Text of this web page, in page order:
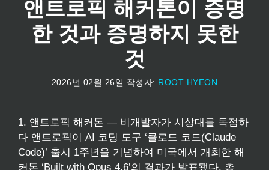
앤트로픽 해커톤이 증명
한 것과 증명하지 못한
것
2026년 02월 26일 작성자: ROOT HYEON
1. 앤트로픽 해커톤 — 비개발자가 시상대를 독점하
다 앤트로픽이 AI 코딩 도구 ‘클로드 코드(Claude
Code)’ 출시 1주년을 기념하여 미국에서 개최한 해
커톤 ‘Built with Opus 4.6’의 결과가 발표됐다. 총